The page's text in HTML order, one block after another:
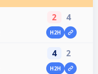
2 4
H2H
4 2
H2H